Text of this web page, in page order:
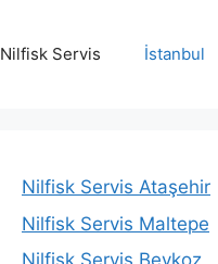
Nilfisk Servis İstanbul
Nilfisk Servis Ataşehir
Nilfisk Servis Maltepe
Nilfisk Servis Beykoz